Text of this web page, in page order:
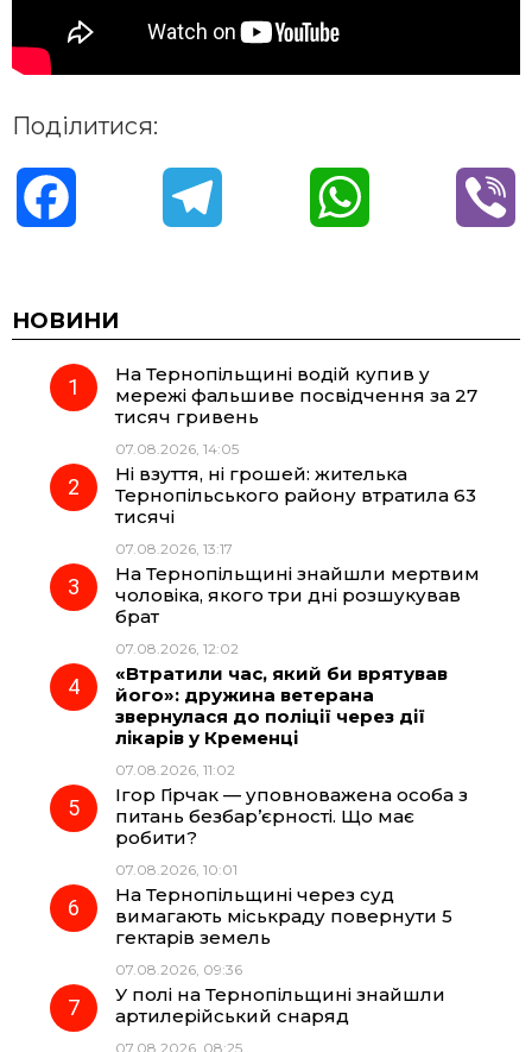
Поділитися:
c
e
o
k
e
r
a
t
A
НОВИНИ
На Тернопільщині водій купив у
мережі фальшиве посвідчення за 27
тисяч гривень
07.08.2026, 14:05
Ні взуття, ні грошей: жителька
Тернопільського району втратила 63
тисячі
07.08.2026, 13:17
На Тернопільщині знайшли мертвим
чоловіка, якого три дні розшукував
брат
07.08.2026, 12:02
«Втратили час, який би врятував
його»: дружина ветерана
звернулася до поліції через дії
лікарів у Кременці
07.08.2026, 11:02
Ігор Гірчак — уповноважена особа з
питань безбар’єрності. Що має
робити?
07.08.2026, 10:01
На Тернопільщині через суд
вимагають міськраду повернути 5
гектарів земель
07.08.2026, 09:36
У полі на Тернопільщині знайшли
артилерійський снаряд
07.08.2026, 08:25